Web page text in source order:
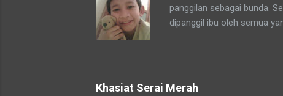
panggilan sebagai bunda.
dipanggil ibu oleh semua
ditempat tinggal anakku
dengan sebutan bunda.
mengenalku dengan
Khasiat Serai Merah